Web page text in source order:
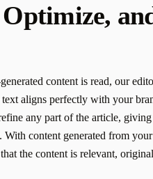
content is read, our
text aligns perfectly with your
any part of the article,
With content generated from
the content is relevant,